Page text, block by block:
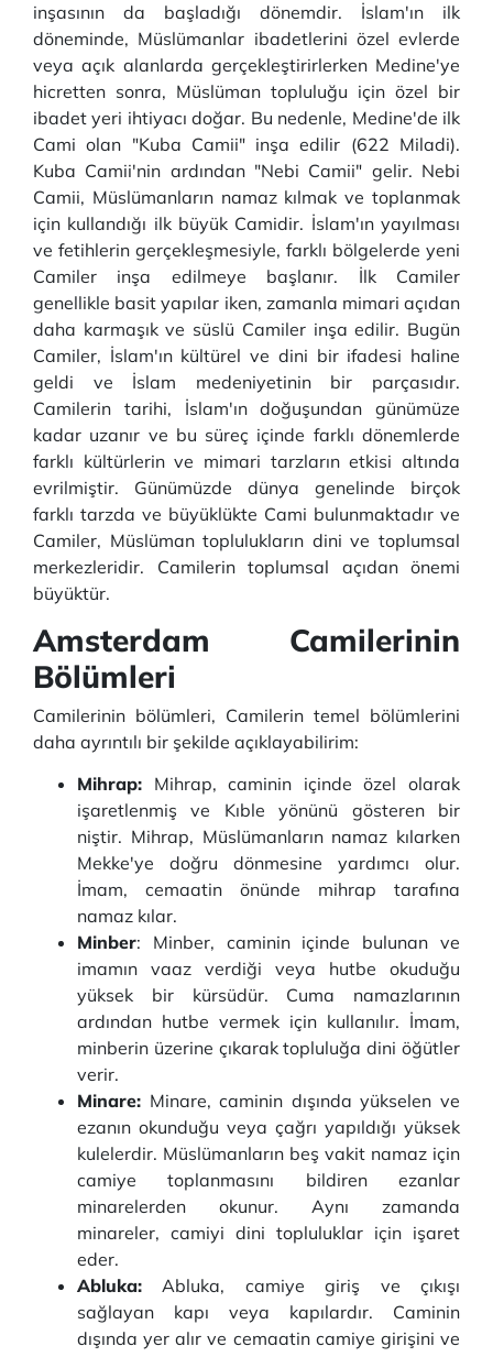
inşasının da başladığı dönemdir. İslam'ın ilk
döneminde, Müslümanlar ibadetlerini özel evlerde
veya açık alanlarda gerçekleştirirlerken Medine'ye
hicretten sonra, Müslüman topluluğu için özel bir
ibadet yeri ihtiyacı doğar. Bu nedenle, Medine'de ilk
Cami olan "Kuba Camii" inşa edilir (622 Miladi).
Kuba Camii'nin ardından "Nebi Camii" gelir. Nebi
Camii, Müslümanların namaz kılmak ve toplanmak
için kullandığı ilk büyük Camidir. İslam'ın yayılması
ve fetihlerin gerçekleşmesiyle, farklı bölgelerde yeni
Camiler inşa edilmeye başlanır. İlk Camiler
genellikle basit yapılar iken, zamanla mimari açıdan
daha karmaşık ve süslü Camiler inşa edilir. Bugün
Camiler, İslam'ın kültürel ve dini bir ifadesi haline
geldi ve İslam medeniyetinin bir parçasıdır.
Camilerin tarihi, İslam'ın doğuşundan günümüze
kadar uzanır ve bu süreç içinde farklı dönemlerde
farklı kültürlerin ve mimari tarzların etkisi altında
evrilmiştir. Günümüzde dünya genelinde birçok
farklı tarzda ve büyüklükte Cami bulunmaktadır ve
Camiler, Müslüman toplulukların dini ve toplumsal
merkezleridir. Camilerin toplumsal açıdan önemi
büyüktür.
Amsterdam Camilerinin
Bölümleri
Camilerinin bölümleri, Camilerin temel bölümlerini
daha ayrıntılı bir şekilde açıklayabilirim:
Mihrap: Mihrap, caminin içinde özel olarak
işaretlenmiş ve Kıble yönünü gösteren bir
niştir. Mihrap, Müslümanların namaz kılarken
Mekke'ye doğru dönmesine yardımcı olur.
İmam, cemaatin önünde mihrap tarafına
namaz kılar.
Minber: Minber, caminin içinde bulunan ve
imamın vaaz verdiği veya hutbe okuduğu
yüksek bir kürsüdür. Cuma namazlarının
ardından hutbe vermek için kullanılır. İmam,
minberin üzerine çıkarak topluluğa dini öğütler
verir.
Minare: Minare, caminin dışında yükselen ve
ezanın okunduğu veya çağrı yapıldığı yüksek
kulelerdir. Müslümanların beş vakit namaz için
camiye toplanmasını bildiren ezanlar
minarelerden okunur. Aynı zamanda
minareler, camiyi dini topluluklar için işaret
eder.
Abluka: Abluka, camiye giriş ve çıkışı
sağlayan kapı veya kapılardır. Caminin
dışında yer alır ve cemaatin camiye girişini ve